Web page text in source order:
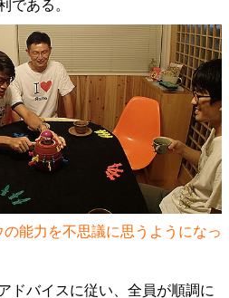
である。
能力を不思議に思うようになっ
ドバイスに従い、全員が順調に